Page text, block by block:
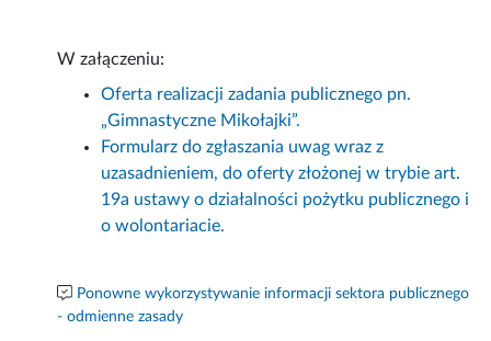
W załączeniu:
Oferta realizacji zadania publicznego pn.
„Gimnastyczne Mikołajki”.
Formularz do zgłaszania uwag wraz z
uzasadnieniem, do oferty złożonej w trybie art.
19a ustawy o działalności pożytku publicznego i
o wolontariacie.
Ponowne wykorzystywanie informacji sektora publicznego
- odmienne zasady